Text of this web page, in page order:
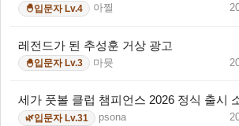
🐣입문자 Lv.4 아찔
레전드가 된 추성훈 거상 광고
🐣입문자 Lv.3 마뮷
세가 풋볼 클럽 챔피언스 2026 정식 출시
🌿입문자 Lv.31 psona